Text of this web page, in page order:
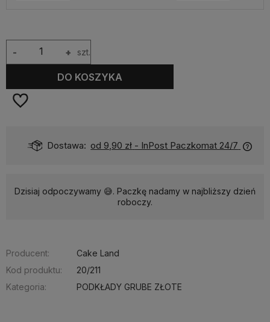
+
- szt.
DO KOSZYKA
Dostawa: od 9,90 zł - InPost Paczkomat 24/7
Dzisiaj odpoczywamy 😅. Paczkę nadamy w najbliższy dzień
roboczy.
Producent:
Cake Land
Kod produktu:
20/211
Kategoria:
PODKŁADY GRUBE ZŁOTE